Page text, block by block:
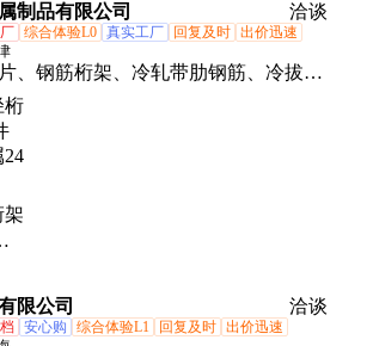
制品有限公司 洽谈
厂 综合体验L0 真实工厂 回复及时 出价迅速
、钢筋桁架、冷轧带肋钢筋、冷拔丝
钢筋网片、工地钢筋网片、建筑钢筋
筋网片、工地螺纹钢筋网片、建筑工
、工程焊接钢筋网片、细丝钢筋桁
桁架、澳标边坡防护网片、澳标热轧
支架、澳标网片塑料支撑托、澳标网
标网片塑料固座、澳标网片塑料锁
澳标网片塑料加固座、澳标网片塑料
架
限公司 洽谈
档 安心购 综合体验L1 回复及时 出价迅速